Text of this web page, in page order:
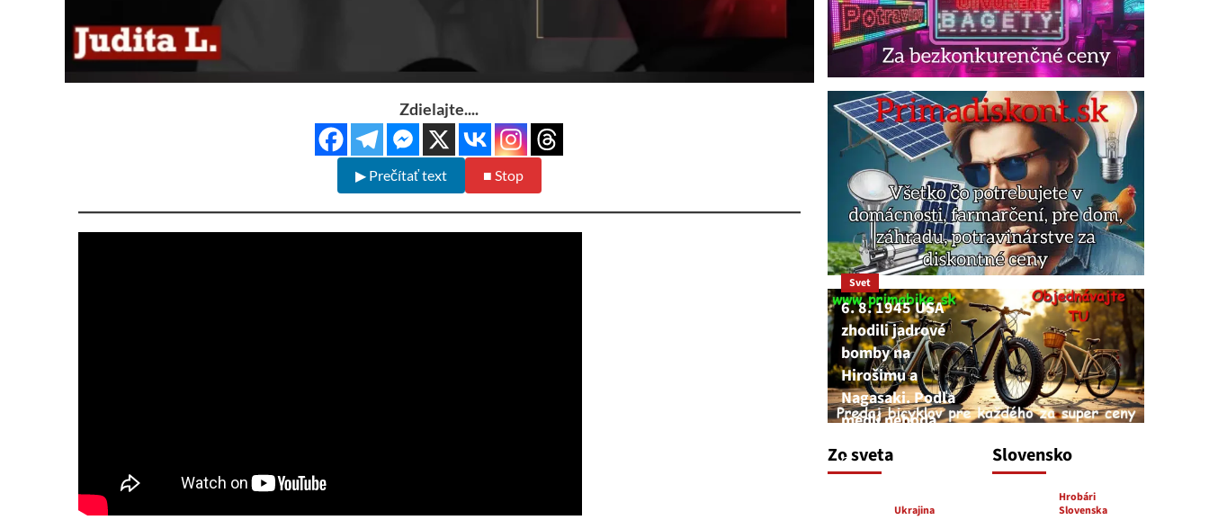
Zdielajte....
▶ Prečítať text ■ Stop
Zo sveta
Svet
6. 8. 1945 USA
zhodili jadrové
bomby na
Hirošimu a
Nagasaki. Podľa
médií nehoda
6. augusta 2026
Ukrajina
Slovensko
Hrobári
Slovenska